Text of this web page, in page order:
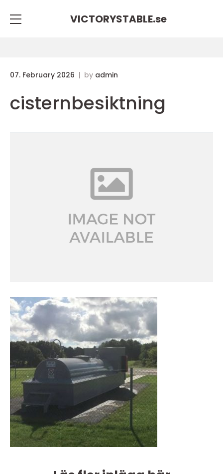
VICTORYSTABLE.se
07. February 2026 by admin
cisternbesiktning